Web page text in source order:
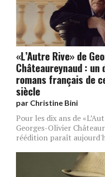
«L’Autre Rive» de
Châteaureynaud : un
romans français de
siècle
par Christine Bini
Pour les dix ans de
Georges-Olivier
réédition paraît